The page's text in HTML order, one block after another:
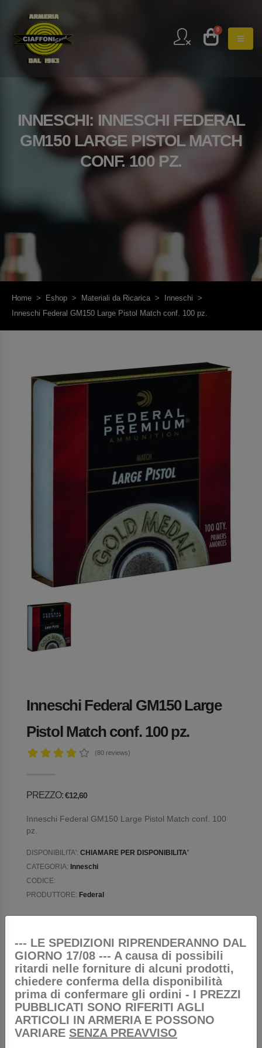
0
INNESCHI: INNESCHI FEDERAL
GM150 LARGE PISTOL MATCH
CONF. 100 PZ.
Home > Eshop > Materiali da Ricarica > Inneschi >
Inneschi Federal GM150 Large Pistol Match conf. 100 pz.
Inneschi Federal GM150 Large
Pistol Match conf. 100 pz.
(80 reviews)
PREZZO:€12,60
Inneschi Federal GM150 Large Pistol Match conf. 100
pz.
DISPONIBILITA': CHIAMARE PER DISPONIBILITA'
CATEGORIA: Inneschi
CODICE:
PRODUTTORE: Federal
RICHIEDI INFORMAZIONI
--- LE SPEDIZIONI RIPRENDERANNO DAL
GIORNO 17/08 --- A causa di possibili
ritardi nelle forniture di alcuni prodotti,
chiedere conferma della disponibilità
prima di confermare gli ordini - I PREZZI
PUBBLICATI SONO RIFERITI AGLI
ARTICOLI IN ARMERIA E POSSONO
VARIARE SENZA PREAVVISO